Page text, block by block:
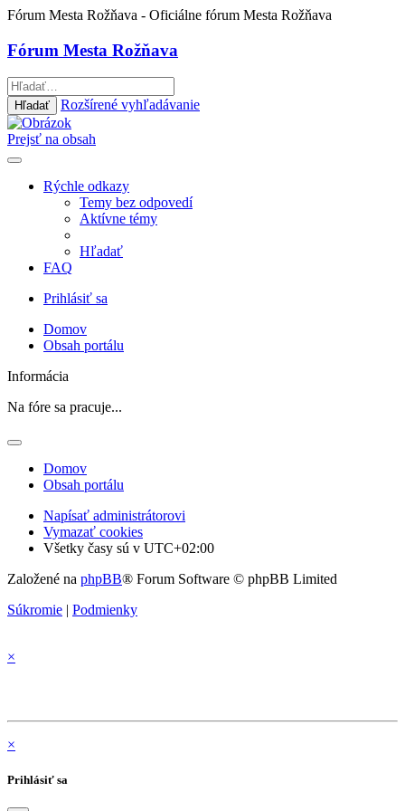
Fórum Mesta Rožňava - Oficiálne fórum Mesta Rožňava
Fórum Mesta Rožňava
Hľadať Rozšírené vyhľadávanie
Prejsť na obsah
Rýchle odkazy
Temy bez odpovedí
Aktívne témy
Hľadať
FAQ
Prihlásiť sa
Domov
Obsah portálu
Informácia
Na fóre sa pracuje...
Domov
Obsah portálu
Napísať administrátorovi
Vymazať cookies
Všetky časy sú v UTC+02:00
Založené na phpBB® Forum Software © phpBB Limited
Súkromie | Podmienky
×
×
Prihlásiť sa